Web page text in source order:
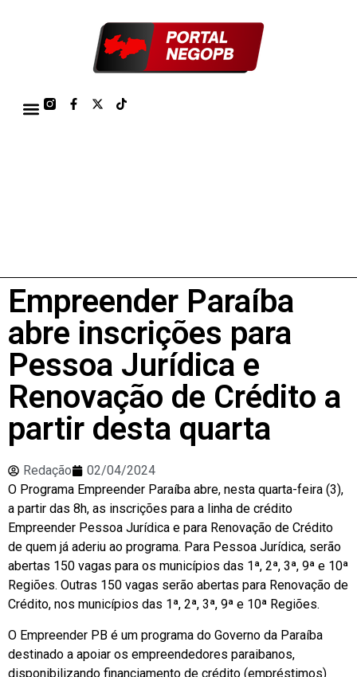
Empreender Paraíba
abre inscrições para
Pessoa Jurídica e
Renovação de Crédito a
partir desta quarta
Redação
02/04/2024
O Programa Empreender Paraíba abre, nesta quarta-feira (3),
a partir das 8h, as inscrições para a linha de crédito
Empreender Pessoa Jurídica e para Renovação de Crédito
de quem já aderiu ao programa. Para Pessoa Jurídica, serão
abertas 150 vagas para os municípios das 1ª, 2ª, 3ª, 9ª e 10ª
Regiões. Outras 150 vagas serão abertas para Renovação de
Crédito, nos municípios das 1ª, 2ª, 3ª, 9ª e 10ª Regiões.
O Empreender PB é um programa do Governo da Paraíba
destinado a apoiar os empreendedores paraibanos,
disponibilizando financiamento de crédito (empréstimos)